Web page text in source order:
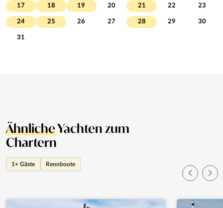
17 18 19 20 21 22 23
24 25 26 27 28 29 30
31
ÄhnlicheYachten zum
Chartern
1+ Gäste Rennboote